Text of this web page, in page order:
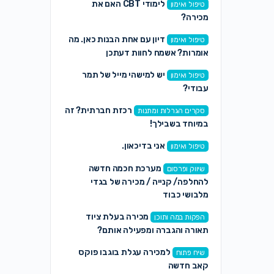
טיפול ואימון
לימודי CBT האם את
מכירה?
טיפול ואימון
דיון עם אחת הבנות כאן. מה
אומרות? אשמח לחוות דעתכן
טיפול ואימון
יש למישהי מייל של תמר
עבודי?
סקרים הגרלות ומתנות
רכזת חברתית? זה
במיוחד בשבילך!
טיפול ואימון אני בדיכאון.
שיווק ופרסום
מערכת חכמה חדשה
להחלפה/ קנייה / מכירה של בגדי
מלבושי כבוד
הפקות במה ותוכן
מכירה בעלת ציוד
תאורה והגברה ומפעילה אותם?
שיח פתוח
למכירה עגלת בוגבו פוקס
קאב חדשה